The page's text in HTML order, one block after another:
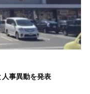
事異動を発表